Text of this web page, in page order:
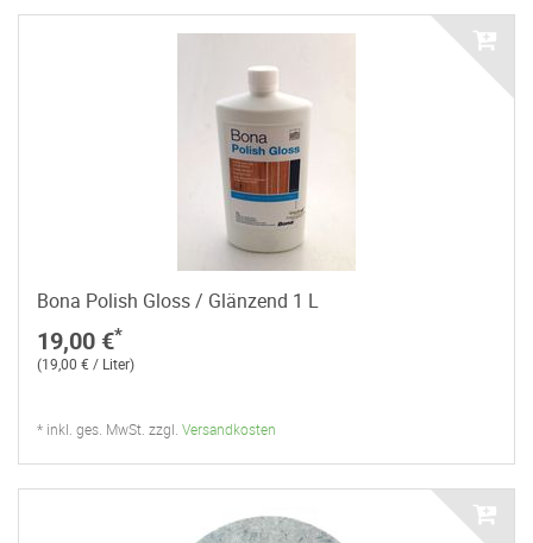
Bona Polish Gloss / Glänzend 1 L
19,00 €*
(19,00 € / Liter)
* inkl. ges. MwSt. zzgl. Versandkosten